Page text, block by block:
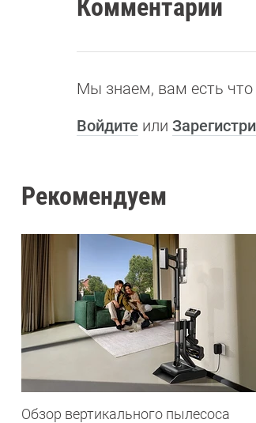
Комментарии
Мы знаем, вам есть что
Войдите или
Рекомендуем
Обзор вертикального пылесоса